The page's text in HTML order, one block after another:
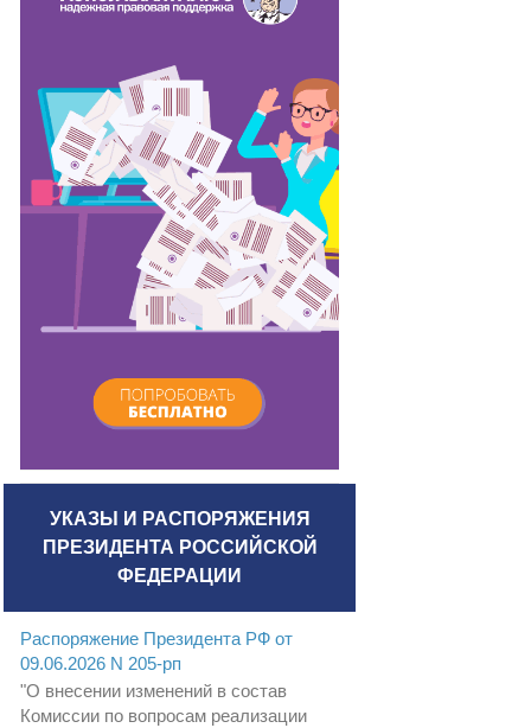
УКАЗЫ И РАСПОРЯЖЕНИЯ
ПРЕЗИДЕНТА РОССИЙСКОЙ
ФЕДЕРАЦИИ
Распоряжение Президента РФ от
09.06.2026 N 205-рп
"О внесении изменений в состав
Комиссии по вопросам реализации